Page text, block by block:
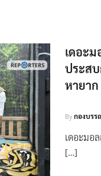
เดอะ
ประส
หายาก
Byกองบรร
เดอะมอ
[…]